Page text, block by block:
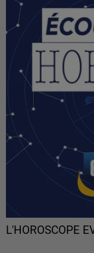
L'HOROSCOPE